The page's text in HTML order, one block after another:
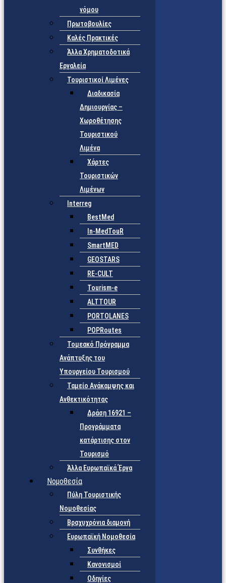
νόμου
Πρωτοβουλίες
Καλές Πρακτικές
Άλλα Χρηματοδοτικά
Εργαλεία
Τουριστικοί Λιμένες
Διαδικασία
Δημιουργίας –
Χωροθέτησης
Τουριστικού
Λιμένα
Χάρτες
Τουριστικών
Λιμένων
Interreg
BestMed
In-MedTouR
SmartMED
GEOSTARS
RE-CULT
Tourism-e
ALTTOUR
PORTOLANES
POPRoutes
Τομεακό Πρόγραμμα
Ανάπτυξης του
Υπουργείου Τουρισμού
Ταμείο Ανάκαμψης και
Ανθεκτικότητας
Δράση 16921 –
Προγράμματα
κατάρτισης στον
Τουρισμό
Άλλα Ευρωπαϊκά Έργα
Νομοθεσία
Πύλη Τουριστικής
Νομοθεσίας
Βραχυχρόνια διαμονή
Ευρωπαϊκή Νομοθεσία
Συνθήκες
Κανονισμοί
Οδηγίες